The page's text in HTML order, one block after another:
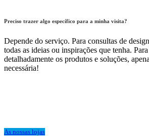
Preciso trazer algo específico para a minha visita?
Depende do serviço. Para consultas de
todas as ideias ou inspirações que tenha.
detalhadamente os produtos e soluções,
necessária!
As nossas lojas